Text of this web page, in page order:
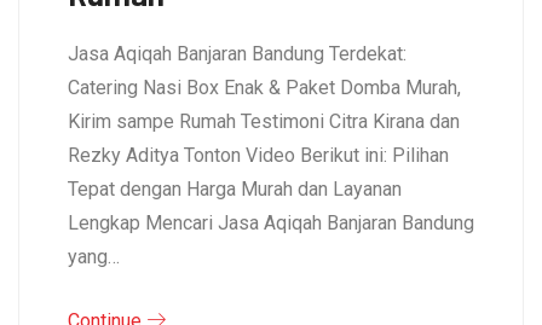
Jasa Aqiqah Banjaran Bandung Terdekat:
Catering Nasi Box Enak & Paket Domba Murah,
Kirim sampe Rumah Testimoni Citra Kirana dan
Rezky Aditya Tonton Video Berikut ini: Pilihan
Tepat dengan Harga Murah dan Layanan
Lengkap Mencari Jasa Aqiqah Banjaran Bandung
yang…